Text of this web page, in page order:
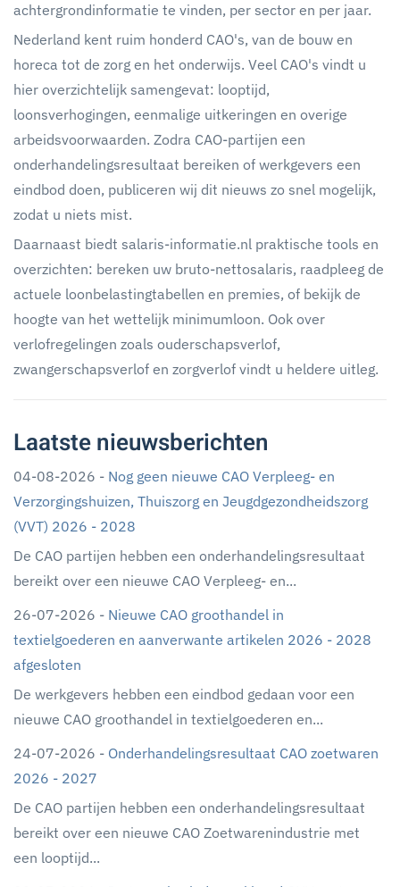
achtergrondinformatie te vinden, per sector en per jaar.
Nederland kent ruim honderd CAO's, van de bouw en
horeca tot de zorg en het onderwijs. Veel CAO's vindt u
hier overzichtelijk samengevat: looptijd,
loonsverhogingen, eenmalige uitkeringen en overige
arbeidsvoorwaarden. Zodra CAO-partijen een
onderhandelingsresultaat bereiken of werkgevers een
eindbod doen, publiceren wij dit nieuws zo snel mogelijk,
zodat u niets mist.
Daarnaast biedt salaris-informatie.nl praktische tools en
overzichten: bereken uw bruto-nettosalaris, raadpleeg de
actuele loonbelastingtabellen en premies, of bekijk de
hoogte van het wettelijk minimumloon. Ook over
verlofregelingen zoals ouderschapsverlof,
zwangerschapsverlof en zorgverlof vindt u heldere uitleg.
Laatste nieuwsberichten
04-08-2026 - Nog geen nieuwe CAO Verpleeg- en
Verzorgingshuizen, Thuiszorg en Jeugdgezondheidszorg
(VVT) 2026 - 2028
De CAO partijen hebben een onderhandelingsresultaat
bereikt over een nieuwe CAO Verpleeg- en...
26-07-2026 - Nieuwe CAO groothandel in
textielgoederen en aanverwante artikelen 2026 - 2028
afgesloten
De werkgevers hebben een eindbod gedaan voor een
nieuwe CAO groothandel in textielgoederen en...
24-07-2026 - Onderhandelingsresultaat CAO zoetwaren
2026 - 2027
De CAO partijen hebben een onderhandelingsresultaat
bereikt over een nieuwe CAO Zoetwarenindustrie met
een looptijd...